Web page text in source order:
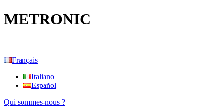
METRONIC
Français
Italiano
Español
Qui sommes-nous ?